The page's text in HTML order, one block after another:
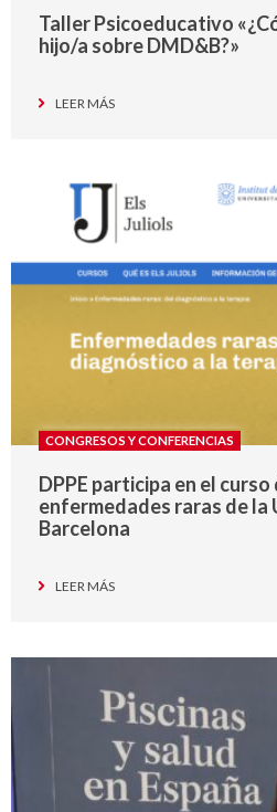
Taller Psicoeducativo
hijo/a sobre DMD&B?»
LEER MÁS
CONGRESOS Y CONFERENCIAS
DPPE participa en el
enfermedades raras de la
Barcelona
LEER MÁS